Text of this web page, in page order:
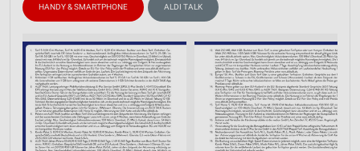
HANDY & SMARTPHONE ALDI TALK